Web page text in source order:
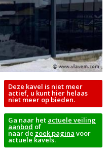
Deze kavel is niet meer
actief, u kunt hier helaas
niet meer op bieden.
Ga naar het actuele veiling
aanbod of
naar de zoek pagina voor
actuele kavels.